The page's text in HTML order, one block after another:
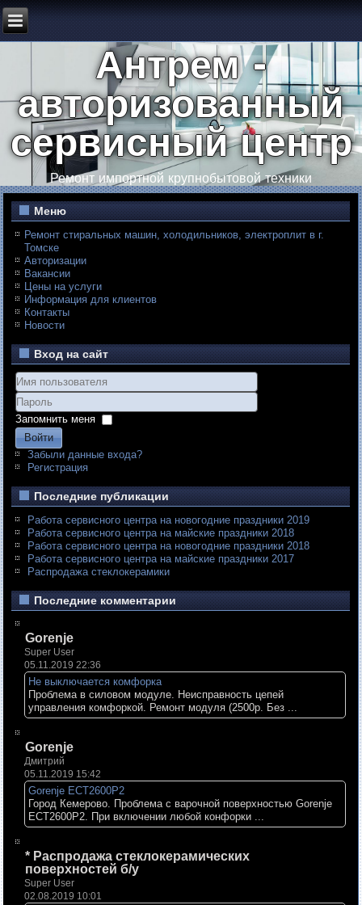
Антрем -
авторизованный
сервисный центр
Ремонт импортной крупнобытовой техники
Меню
Ремонт стиральных машин, холодильников, электроплит в г.
Томске
Авторизации
Вакансии
Цены на услуги
Информация для клиентов
Контакты
Новости
Вход на сайт
Запомнить меня
Войти
Забыли данные входа?
Регистрация
Последние публикации
Работа сервисного центра на новогодние праздники 2019
Работа сервисного центра на майские праздники 2018
Работа сервисного центра на новогодние праздники 2018
Работа сервисного центра на майские праздники 2017
Распродажа стеклокерамики
Последние комментарии
Gorenje
Super User
05.11.2019 22:36
Не выключается комфорка
Проблема в силовом модуле. Неисправность цепей
управления комфоркой. Ремонт модуля (2500р. Без ...
Gorenje
Дмитрий
05.11.2019 15:42
Gorenje ECT2600P2
Город Кемерово. Проблема с варочной поверхностью Gorenje
ECT2600P2. При включении любой конфорки ...
* Распродажа стеклокерамических
поверхностей б/у
Super User
02.08.2019 10:01